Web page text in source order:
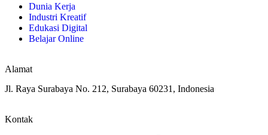
Dunia Kerja
Industri Kreatif
Edukasi Digital
Belajar Online
Alamat
Jl. Raya Surabaya No. 212, Surabaya 60231, Indonesia
Kontak